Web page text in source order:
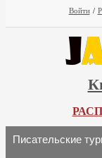
Войти /
Писательские